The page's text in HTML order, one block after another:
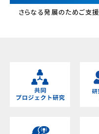
さらなる発展のためご支援